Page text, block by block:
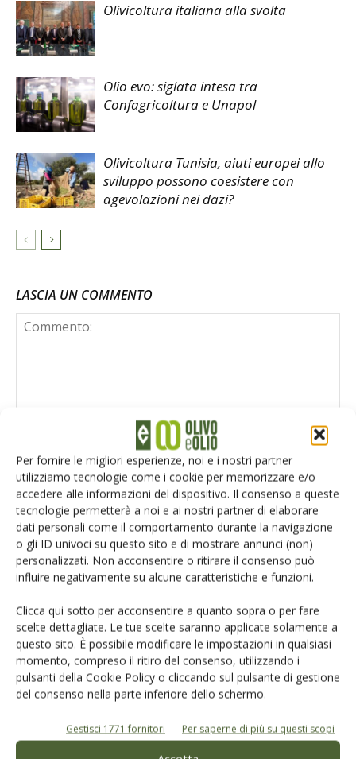
Per fornire le migliori esperienze, noi e i nostri partner
utilizziamo tecnologie come i cookie per memorizzare e/o
accedere alle informazioni del dispositivo. Il consenso a queste
tecnologie permetterà a noi e ai nostri partner di elaborare
dati personali come il comportamento durante la navigazione
o gli ID univoci su questo sito e di mostrare annunci (non)
personalizzati. Non acconsentire o ritirare il consenso può
influire negativamente su alcune caratteristiche e funzioni.
Clicca qui sotto per acconsentire a quanto sopra o per fare
scelte dettagliate. Le tue scelte saranno applicate solamente a
questo sito. È possibile modificare le impostazioni in qualsiasi
momento, compreso il ritiro del consenso, utilizzando i
pulsanti della Cookie Policy o cliccando sul pulsante di gestione
del consenso nella parte inferiore dello schermo.
Gestisci 1771 fornitori Per saperne di più su questi scopi
Olivicoltura italiana alla svolta
Olio evo: siglata intesa tra
Confagricoltura e Unapol
Olivicoltura Tunisia, aiuti europei allo
sviluppo possono coesistere con
agevolazioni nei dazi?
LASCIA UN COMMENTO
Salva il mio nome, email e sito web in questo browser per la
prossima volta che commento.